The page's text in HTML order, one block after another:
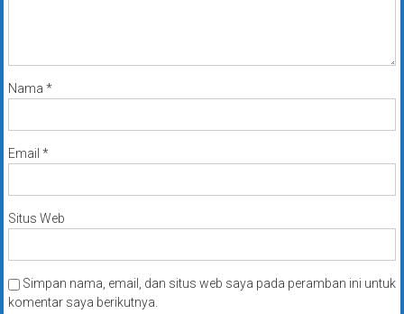
Nama *
Email *
Situs Web
Simpan nama, email, dan situs web saya pada peramban ini untuk
komentar saya berikutnya.